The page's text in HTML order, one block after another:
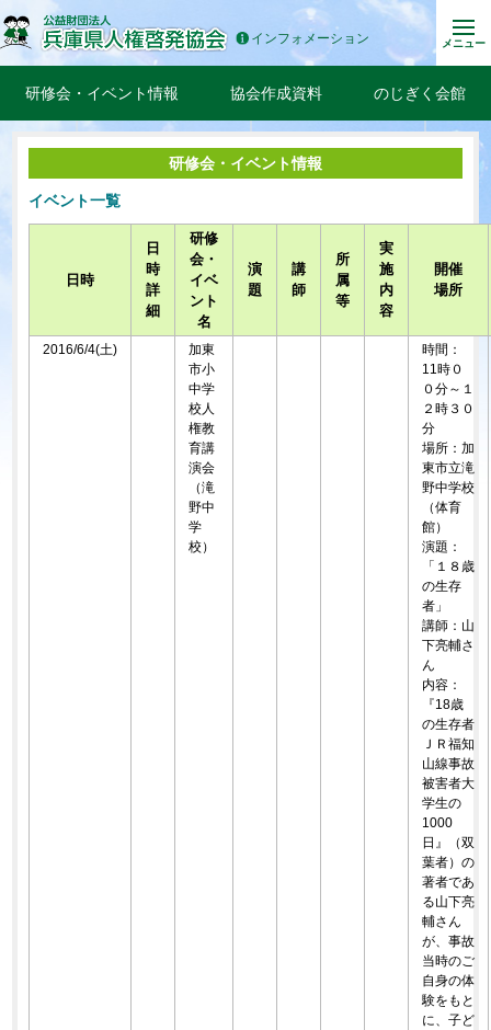
インフォメーション メニュー
研修会・イベント情報 協会作成資料 のじぎく会館
研修会・イベント情報
イベント一覧
日時
日
時
詳
細
研修
会・
イベ
ント
名
演
題
講
師
所
属
等
実
施
内
容
開催
場所
2016/6/4(土)
加東
市小
中学
校人
権教
育講
演会
（滝
野中
学
校）
時間：
11時０
０分～１
２時３０
分
場所：加
東市立滝
野中学校
（体育
館）
演題：
「１８歳
の生存
者」
講師：山
下亮輔さ
ん
内容：
『18歳
の生存者
ＪＲ福知
山線事故
被害者大
学生の
1000
日』（双
葉者）の
著者であ
る山下亮
輔さん
が、事故
当時のご
自身の体
験をもと
に、子ど